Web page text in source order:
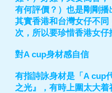
有何評價？）也是剛剛播
其實香港和台灣女仔不
次，所以要珍惜香港女仔
對A cup身材感自信
有指詩詠身材是「A cup
之光』，有時上圍太大